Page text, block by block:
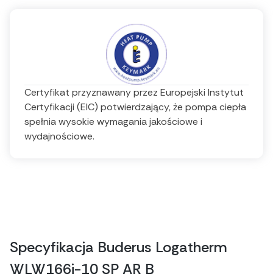
Certyfikat przyznawany przez Europejski Instytut
Certyfikacji (EIC) potwierdzający, że pompa ciepła
spełnia wysokie wymagania jakościowe i
wydajnościowe.
Specyfikacja Buderus Logatherm
WLW166i-10 SP AR B